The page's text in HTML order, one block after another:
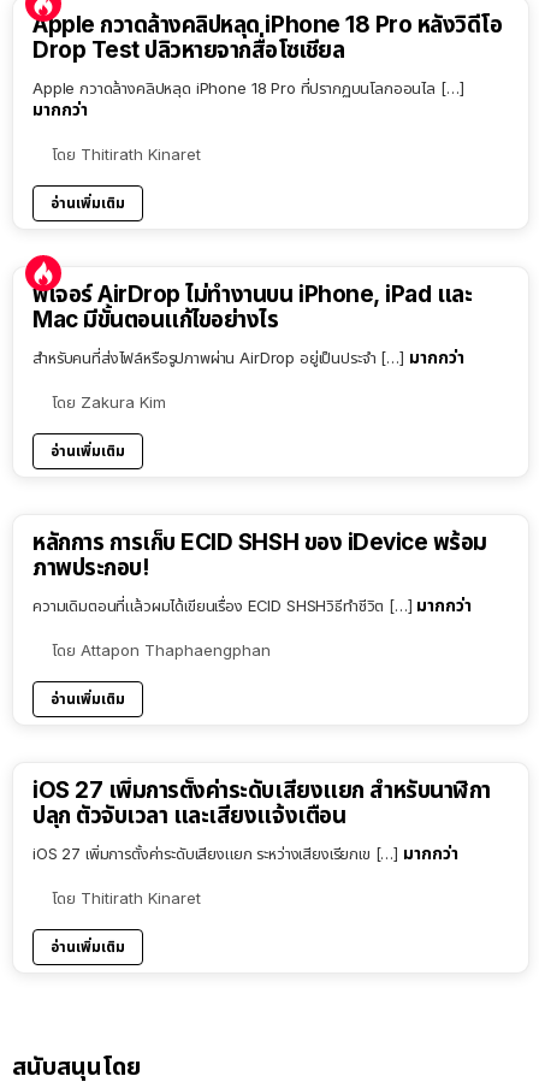
Apple กวาดล้างคลิปหลุด iPhone 18 Pro หลังวิดีโอ
Drop Test ปลิวหายจากสื่อโซเชียล
Apple กวาดล้างคลิปหลุด iPhone 18 Pro ที่ปรากฏบนโลกออนไล […]
มากกว่า
โดย Thitirath Kinaret
อ่านเพิ่มเติม
ฟีเจอร์ AirDrop ไม่ทำงานบน iPhone, iPad และ
Mac มีขั้นตอนแก้ไขอย่างไร
สำหรับคนที่ส่งไฟล์หรือรูปภาพผ่าน AirDrop อยู่เป็นประจำ […] มากกว่า
โดย Zakura Kim
อ่านเพิ่มเติม
หลักการ การเก็บ ECID SHSH ของ iDevice พร้อม
ภาพประกอบ!
ความเดิมตอนที่แล้วผมได้เขียนเรื่อง ECID SHSHวิธีทำชีวิต […] มากกว่า
โดย Attapon Thaphaengphan
อ่านเพิ่มเติม
iOS 27 เพิ่มการตั้งค่าระดับเสียงแยก สำหรับนาฬิกา
ปลุก ตัวจับเวลา และเสียงแจ้งเตือน
iOS 27 เพิ่มการตั้งค่าระดับเสียงแยก ระหว่างเสียงเรียกเข […] มากกว่า
โดย Thitirath Kinaret
อ่านเพิ่มเติม
สนับสนุนโดย